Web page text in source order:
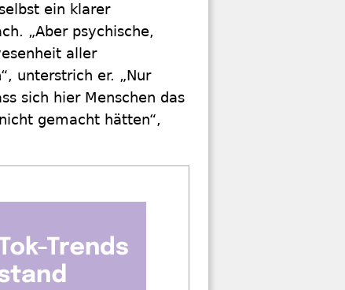
ein klarer
„Aber psychische,
aller
unterstrich er. „Nur
sich hier Menschen das
gemacht hätten“,